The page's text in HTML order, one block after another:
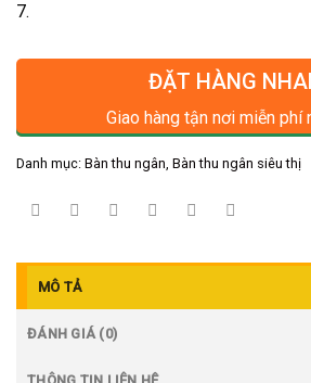
7.
ĐẶT HÀNG
Giao hàng tận nơi miễn phí
Danh mục: Bàn thu ngân, Bàn thu ngân siêu thị
MÔ TẢ
ĐÁNH GIÁ (0)